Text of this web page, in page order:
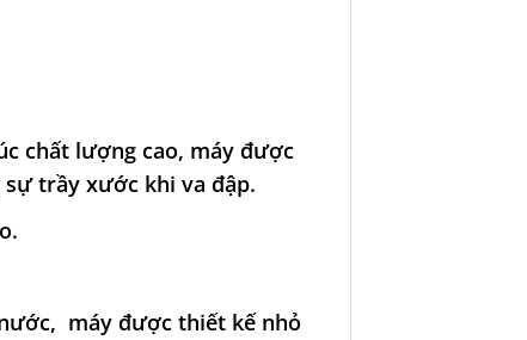
chất lượng cao, máy được
trầy xước khi va đập.
máy được thiết kế nhỏ